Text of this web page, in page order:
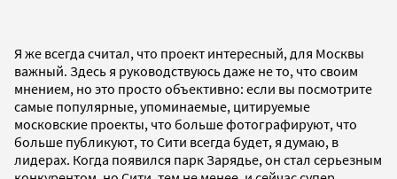
Я же всегда считал, что проект интересный, для Москвы
важный. Здесь я руководствуюсь даже не то, что своим
мнением, но это просто объективно: если вы посмотрите
самые популярные, упоминаемые, цитируемые
московские проекты, что больше фотографируют, что
больше публикуют, то Сити всегда будет, я думаю, в
лидерах. Когда появился парк Зарядье, он стал серьезным